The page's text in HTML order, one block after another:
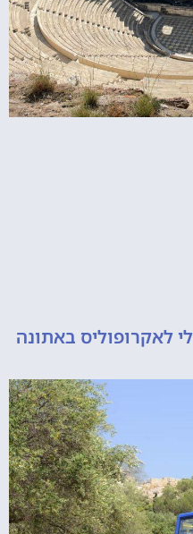
באתונה